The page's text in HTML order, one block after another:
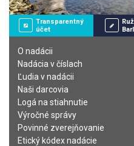
Transparentný
účet
O nadácii
Nadácia v číslach
Ľudia v nadácii
Naši darcovia
Logá na stiahnutie
Výročné správy
Povinné zverejňovanie
Etický kódex nadácie